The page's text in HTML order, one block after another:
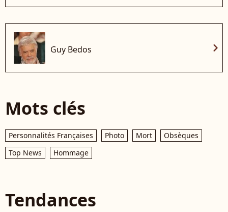
Guy Bedos chevron_right
Mots clés
Personnalités Françaises Photo Mort
Obsèques
Top News
Hommage
Tendances